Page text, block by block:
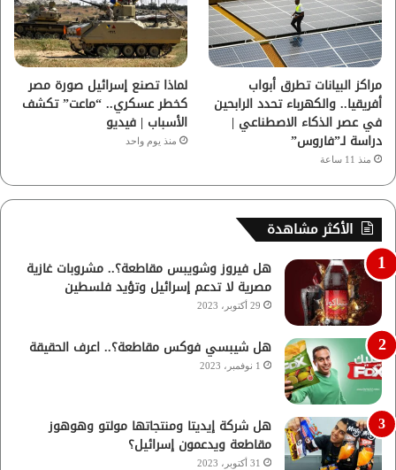
مراكز البيانات تطرق أبواب
أفريقيا.. والكهرباء تحدد الرابحين
في عصر الذكاء الاصطناعي |
دراسة لـ”فاروس”
منذ 11 ساعة
لماذا تصنع إسرائيل صورة مصر
كخطر عسكري.. “ماعت” تكشف
الأسباب | فيديو
منذ يوم واحد
الأكثر مشاهدة
هل فيروز وشويبس مقاطعة؟.. مشروبات غازية
مصرية لا تدعم إسرائيل وتؤيد فلسطين
29 أكتوبر، 2023
هل شيبسي فوكس مقاطعة؟.. اعرف الحقيقة
1 نوفمبر، 2023
هل شركة إيديتا ومنتجاتها مولتو وهوهوز
مقاطعة ويدعمون إسرائيل؟
31 أكتوبر، 2023